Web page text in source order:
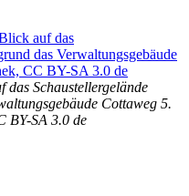
das Schaustellergelände
Cottaweg 5.
BY-SA 3.0 de